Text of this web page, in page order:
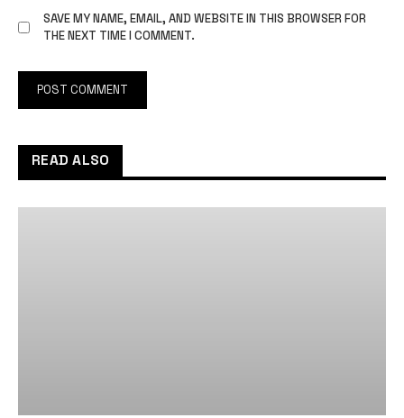
SAVE MY NAME, EMAIL, AND WEBSITE IN THIS BROWSER FOR
THE NEXT TIME I COMMENT.
READ ALSO